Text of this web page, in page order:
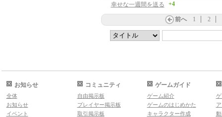
幸せな一週間を送る +4
前へ 1 2
お知らせ
全体
お知らせ
イベント
コミュニティ
自由掲示板
プレイヤー掲示板
取引掲示板
ゲームガイド
ゲーム紹介
ゲームのはじめかた
キャラクター作成